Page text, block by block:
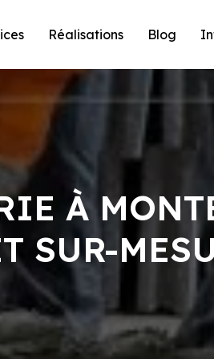
Réalisations Blog
À
SUR-